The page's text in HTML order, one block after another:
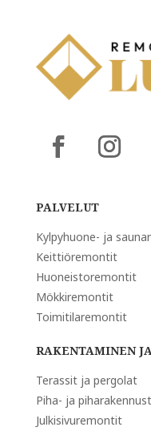
PALVELUT
Kylpyhuone- ja
Keittiöremontit
Huoneistoremontit
Mökkiremontit
Toimitilaremontit
RAKENTAMINEN
Terassit ja pergolat
Piha- ja
Julkisivuremontit